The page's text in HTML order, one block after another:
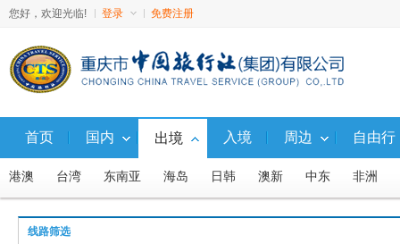
您好，欢迎光临! 登录 免费注册
首页 国内 出境
港澳 台湾 东南亚 海岛 日韩 澳新 中东 非洲
出境夕阳红 柬埔寨 出境自由行 日本 韩国 北欧 南
入境 周边 自由行
线路筛选